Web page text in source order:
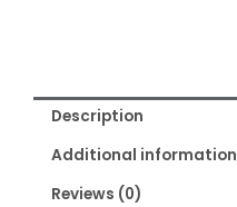
Description
Additional information
Reviews (0)